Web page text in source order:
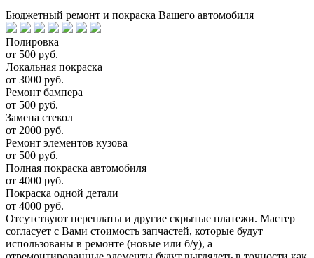
Бюджетный ремонт и покраска Вашего автомобиля
Полировка
от 500 руб.
Локальная покраска
от 3000 руб.
Ремонт бампера
от 500 руб.
Замена стекол
от 2000 руб.
Ремонт элементов кузова
от 500 руб.
Полная покраска автомобиля
от 4000 руб.
Покраска одной детали
от 4000 руб.
Отсутствуют переплаты и другие скрытые платежи. Мастер
согласует с Вами стоимость запчастей, которые будут
использованы в ремонте (новые или б/у), а